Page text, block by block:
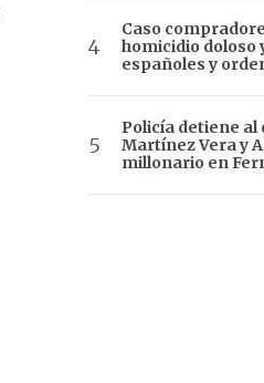
Caso
homicidio doloso
españoles y
Policía detiene al
Martínez Vera y
millonario en